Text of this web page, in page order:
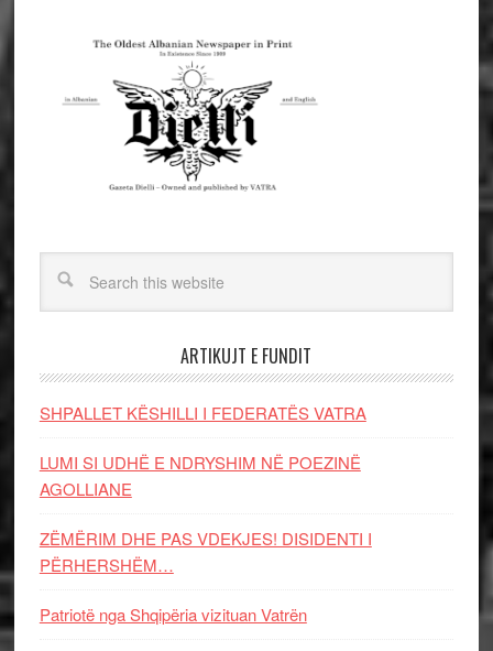
ARTIKUJT E FUNDIT
SHPALLET KËSHILLI I FEDERATËS VATRA
LUMI SI UDHË E NDRYSHIM NË POEZINË
AGOLLIANE
ZËMËRIM DHE PAS VDEKJES! DISIDENTI I
PËRHERSHËM…
Patriotë nga Shqipëria vizituan Vatrën